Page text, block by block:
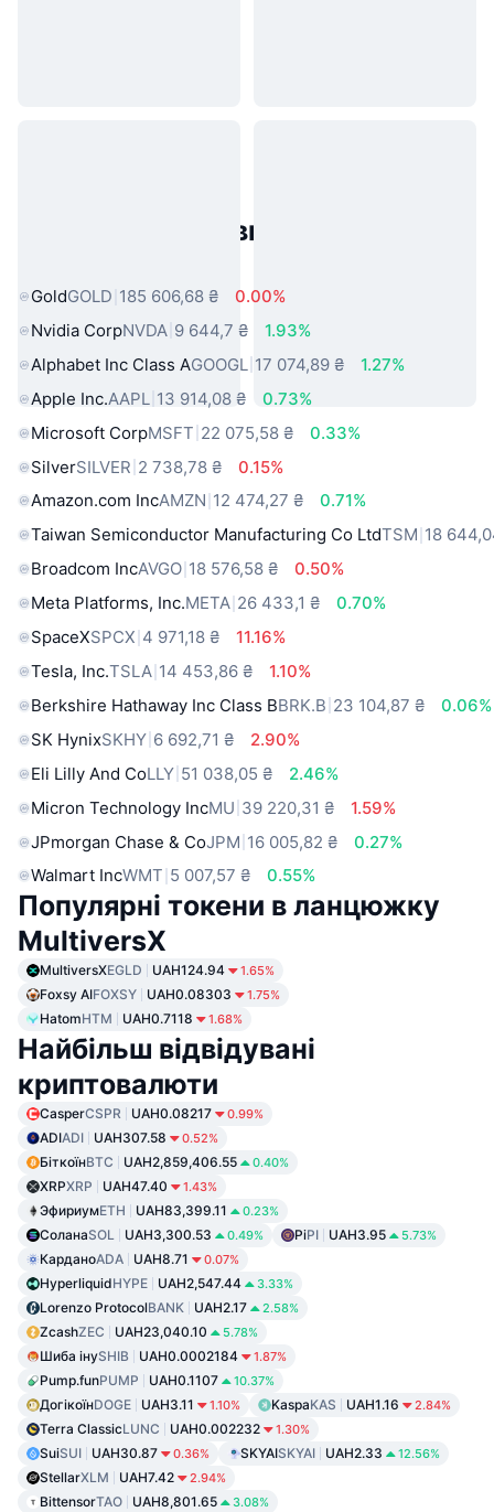
Популярні активи реального
GoldGOLD 185 606,68 ₴
0.00%
Nvidia CorpNVDA 9 644,7 ₴
1.93%
Alphabet Inc Class AGOOGL 17 074,89 ₴
1.27%
Apple Inc.AAPL 13 914,08 ₴
0.73%
Microsoft CorpMSFT 22 075,58 ₴
0.33%
SilverSILVER 2 738,78 ₴
0.15%
Amazon.com IncAMZN 12 474,27 ₴
0.71%
Taiwan Semiconductor Manufacturing Co LtdTSM 18
Broadcom IncAVGO 18 576,58 ₴
0.50%
Meta Platforms, Inc.META 26 433,1 ₴
0.70%
SpaceXSPCX 4 971,18 ₴
11.16%
Tesla, Inc.TSLA 14 453,86 ₴
1.10%
Berkshire Hathaway Inc Class BBRK.B 23 104,87 ₴
0.06%
SK HynixSKHY 6 692,71 ₴
2.90%
Eli Lilly And CoLLY 51 038,05 ₴
2.46%
Micron Technology IncMU 39 220,31 ₴
1.59%
JPmorgan Chase & CoJPM 16 005,82 ₴
0.27%
Walmart IncWMT 5 007,57 ₴ 0.55%
Популярні токени в ланцюжку
MultiversX
MultiversXEGLD UAH124.94 1.65%
Foxsy AIFOXSY UAH0.08303 1.75%
HatomHTM UAH0.7118 1.68%
Найбільш відвідувані
криптовалюти
CasperCSPR UAH0.08217 0.99%
ADIADI UAH307.58 0.52%
БіткоїнBTC UAH2,859,406.55 0.40%
XRPXRP UAH47.40 1.43%
ЭфириумETH UAH83,399.11 0.23%
СоланаSOL UAH3,300.53 0.49% PiPI UAH3.95 5.73%
КарданоADA UAH8.71 0.07%
HyperliquidHYPE UAH2,547.44 3.33%
Lorenzo ProtocolBANK UAH2.17 2.58%
ZcashZEC UAH23,040.10 5.78%
Шиба інуSHIB UAH0.0002184 1.87%
Pump.funPUMP UAH0.1107 10.37%
ДогікоїнDOGE UAH3.11 1.10% KaspaKAS UAH1.16 2.84%
Terra ClassicLUNC UAH0.002232 1.30%
SuiSUI UAH30.87 0.36% SKYAISKYAI UAH2.33 12.56%
StellarXLM UAH7.42 2.94%
BittensorTAO UAH8,801.65 3.08%